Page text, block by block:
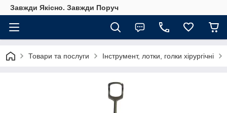
Завжди Якісно. Завжди Поруч
Товари та послуги Інструмент, лотки, голки хірургічні